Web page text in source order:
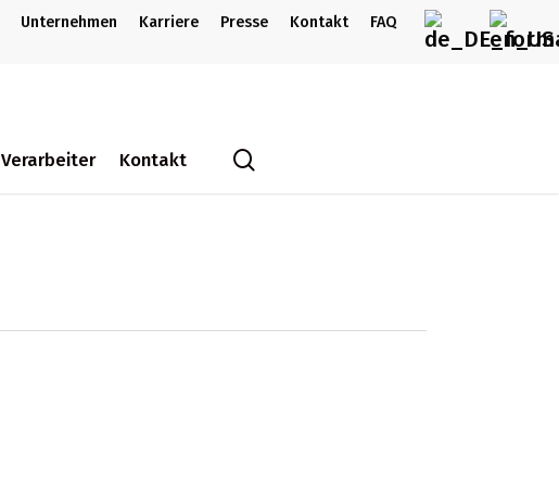
Unternehmen Karriere Presse Kontakt FAQ
Verarbeiter Kontakt